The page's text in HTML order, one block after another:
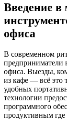
Введение
офиса
В современном
предприниматели
офиса. Выезды,
из кафе — всё это
удобных
технологии
программного
продуктивным где